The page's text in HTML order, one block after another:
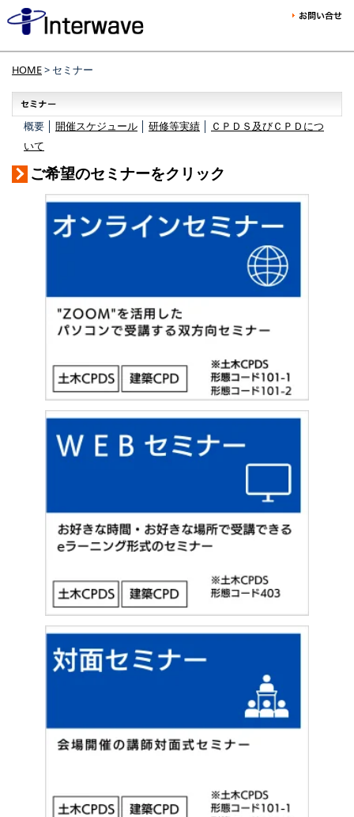
HOME> セミナー
概要 │ 開催スケジュール 研修等実績
ＣＰＤＳ及びＣＰＤにつ
いて
ご希望のセミナーをクリック